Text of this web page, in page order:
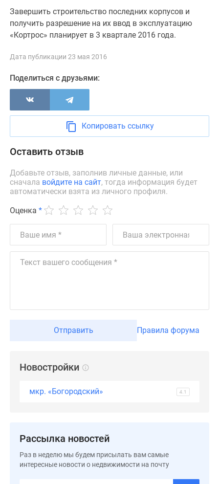
новостроек
Эксперты
авторы
Контакты
Реклама
сайте
Дзен
Машино-
Апартаменты
#траншевая
ипотека
#рассрочка
ипотека
скидками
360°
Субсидированная
Поиск
Москве
Новостройки
Завершить строительство последних корпусов и
получить разрешение на их ввод в эксплуатацию
«Кортрос» планирует в 3 квартале 2016 года.
Дата публикации 23 мая 2016
Поделиться с друзьями:
Копировать ссылку
Оставить отзыв
Добавьте отзыв, заполнив личные данные, или
сначала войдите на сайт, тогда информация будет
автоматически взята из личного профиля.
Оценка *
Отправить Правила форума
Новостройки
мкр. «Богородский» 4.1
Рассылка новостей
Раз в неделю мы будем присылать вам самые
интересные новости о недвижимости на почту